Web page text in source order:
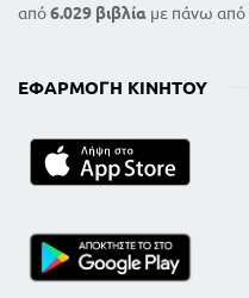
από6.029 βιβλία με πάνω από
ΕΦΑΡΜΟΓΉ ΚΙΝΗΤΟΎ